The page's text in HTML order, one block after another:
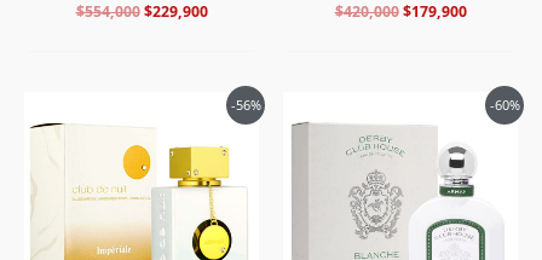
$554,000 $229,900 $420,000 $179,900
-56%
era:
$545,000.
precio
es:
$237,900.
-60%
era:
$397,000.
precio
es:
$154,900.